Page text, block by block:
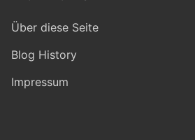
Über diese Seite
Blog History
Impressum